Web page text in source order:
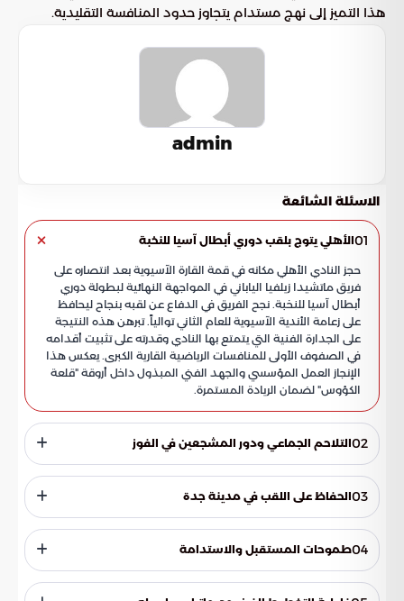
هذا التميز إلى نهج مستدام يتجاوز حدود المنافسة التقليدية.
admin
الاسئلة الشائعة
01الأهلي يتوج بلقب دوري أبطال آسيا للنخبة
حجز النادي الأهلي مكانه في قمة القارة الآسيوية بعد انتصاره على
فريق ماتشيدا زيلفيا الياباني في المواجهة النهائية لبطولة دوري
أبطال آسيا للنخبة. نجح الفريق في الدفاع عن لقبه بنجاح ليحافظ
على زعامة الأندية الآسيوية للعام الثاني توالياً. تبرهن هذه النتيجة
على الجدارة الفنية التي يتمتع بها النادي وقدرته على تثبيت أقدامه
في الصفوف الأولى للمنافسات الرياضية القارية الكبرى. يعكس هذا
الإنجاز العمل المؤسسي والجهد الفني المبذول داخل أروقة "قلعة
الكؤوس" لضمان الريادة المستمرة.
02التلاحم الجماعي ودور المشجعين في الفوز
الكأس جاء ثمرة تكاتف اللاعبين والعمل الجاد. بين المهاجم أن
الصعود إلى منصة التتويج مثل هدفاً مشتركاً تحقق بمساندة
منضبط طوال مجريات المباراة الختامية، مما ساعد في الحفاظ
على توازن الفريق تحت الضغط. ويؤكد البريكان أن الجمهور هو
03الحفاظ على اللقب في مدينة جدة
مدينة جدة. وأشار إلى أن التغلب على فريق مثل ماتشيدا يعكس
الهوية التنافسية التي يمتلكها لاعبو الأهلي وقدرتهم على التعامل
04طموحات المستقبل والاستدامة
التحديات القادمة. يرى البريكان أن مهمة الحفاظ على القمة تتطلب